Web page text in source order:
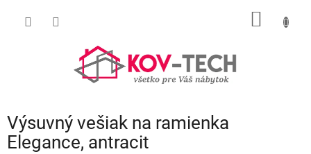
Výsuvný vešiak na ramienka
Elegance, antracit